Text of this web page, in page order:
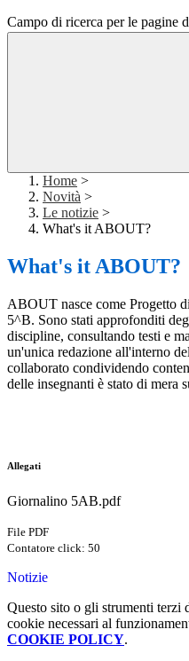
Campo di ricerca per le pagine
Home >
Novità >
Le notizie >
What's it ABOUT?
What's it ABOUT?
ABOUT nasce come Progetto
5^B. Sono stati approfonditi
discipline, consultando testi e
un'unica redazione all'interno
collaborato condividendo
delle insegnanti è stato di mera
Allegati
Giornalino 5AB.pdf
File PDF
Contatore click: 50
Notizie
Questo sito o gli strumenti terzi
cookie necessari al
COOKIE POLICY.